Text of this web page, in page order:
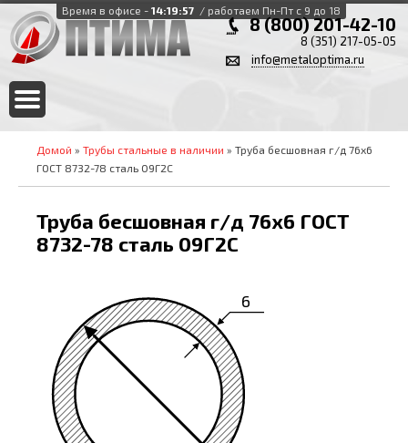
Время в офисе - 14:19:57 / работаем Пн-Пт с 9 до 18
8 (800) 201-42-10
8 (351) 217-05-05
info@metaloptima.ru
Домой » Трубы стальные в наличии » Труба бесшовная г/д 76х6
ГОСТ 8732-78 сталь 09Г2С
Труба бесшовная г/д 76х6 ГОСТ
8732-78 сталь 09Г2С
6